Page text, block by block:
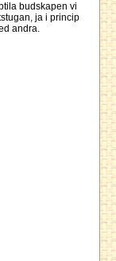
budskapen vi
ja i princip
andra.